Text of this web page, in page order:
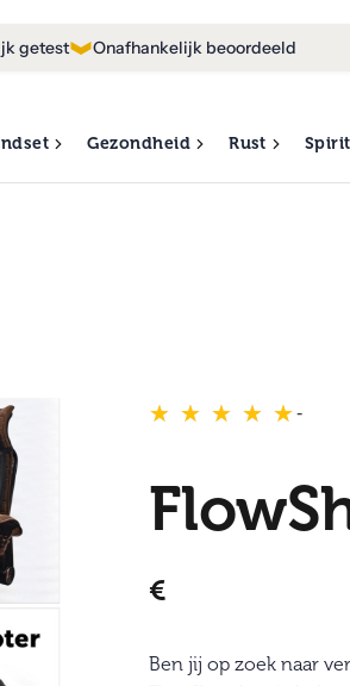
getest Onafhankelijk beoordeeld
Gezondheid Rust
★ ★ ★ ★ ★
★ ★ ★ ★ ★-
€
Ben jij op zoek naar